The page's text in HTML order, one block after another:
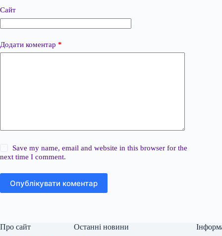
Сайт
Додати коментар *
Save my name, email and website in this browser for the
next time I comment.
Опублікувати коментар
Про сайт Останні новини